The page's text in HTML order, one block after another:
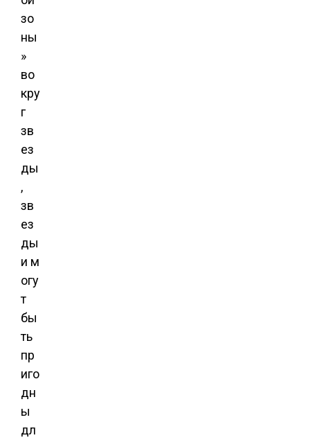
зо
ны
»
во
кру
г
зв
ез
ды
,
зв
ез
ды
и м
огу
т
бы
ть
пр
иго
дн
ы
дл